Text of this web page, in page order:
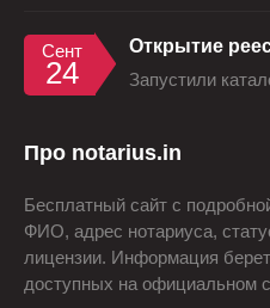
Сент
24
Открытие
Запустили
Про notarius.in
Бесплатный сайт с
ФИО, адрес нотариуса,
лицензии. Информация
доступных на официальном